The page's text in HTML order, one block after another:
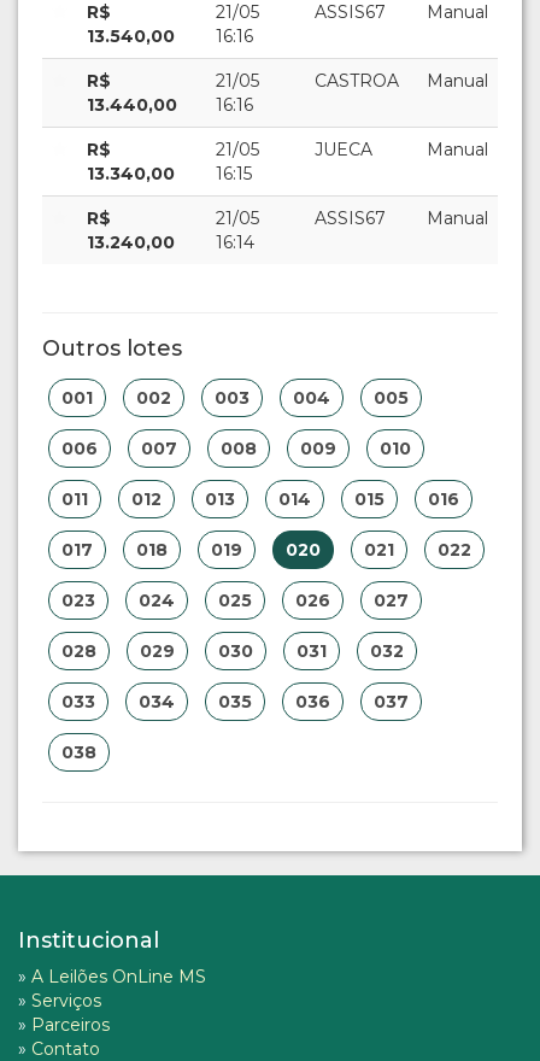
R$
13.540,00
21/05
16:16
ASSIS67 Manual
R$
13.440,00
21/05
16:16
CASTROA Manual
R$
13.340,00
21/05
16:15
JUECA Manual
R$
13.240,00
21/05
16:14
ASSIS67 Manual
Outros lotes
001 002 003 004 005
006 007 008 009 010
011 012 013 014 015 016
017 018 019 020 021 022
023 024 025 026 027
028 029 030 031 032
033 034 035 036 037
038
Institucional
» A Leilões OnLine MS
» Serviços
» Parceiros
» Contato